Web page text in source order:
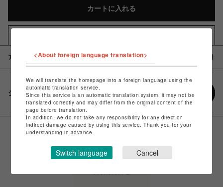
カートに入れる
アイテム説明 / 素材
シェアする
<About foreign language translation>
We will translate the homepage into a foreign language using the
automatic translation service.
Since this service is an automatic translation system, it may not be
translated correctly and may differ from the original content of the
page before translation.
In addition, we do not take any responsibility for any direct or
indirect damage caused by using this service. Thank you for your
understanding in advance.
Switch language Cancel